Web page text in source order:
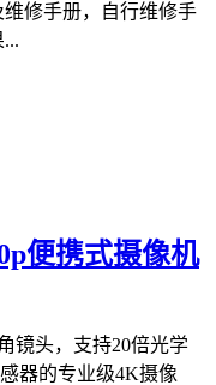
修手册，自行维修手
便携式摄像机
镜头，支持20倍光学
器的专业级4K摄像